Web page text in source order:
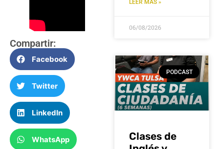
Compartir:
Facebook
Twitter
LinkedIn
WhatsApp
LEER MÁS »
06/08/2026
PODCAST
Clases de